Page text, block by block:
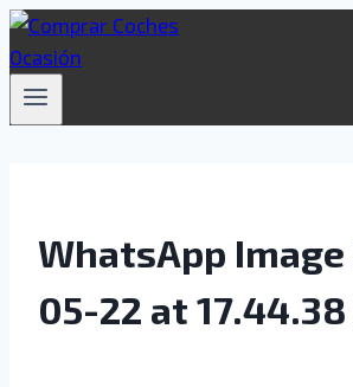
Saltar
al
contenido
WhatsApp
05-22 at 17.44.38